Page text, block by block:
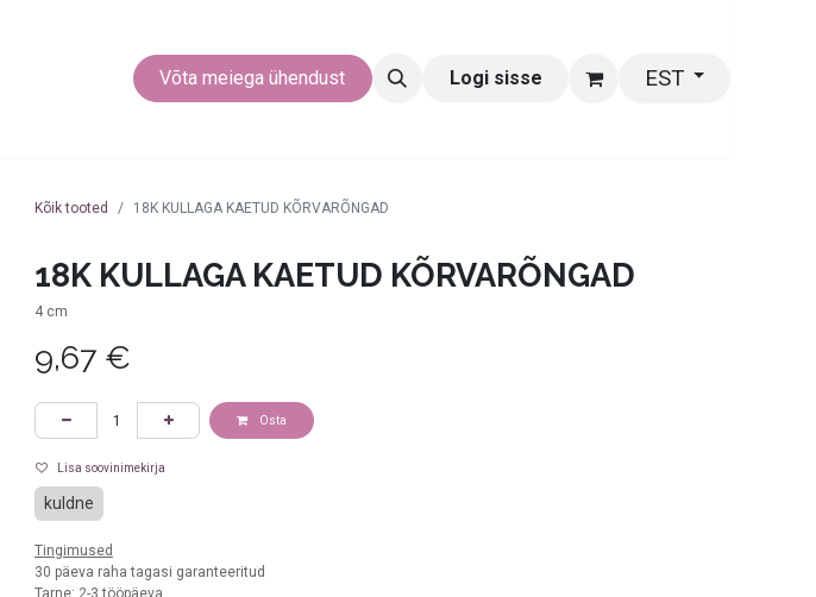
MUUD EHTED Võta meiega ühendust Logi sisse EST
Kõik tooted 18K KULLAGA KAETUD KÕRVARÕNGAD
18K KULLAGA KAETUD KÕRVARÕNGAD
4 cm
9,67 €
Osta
Lisa soovinimekirja
kuldne
Tingimused
30 päeva raha tagasi garanteeritud
Tarne: 2-3 tööpäeva